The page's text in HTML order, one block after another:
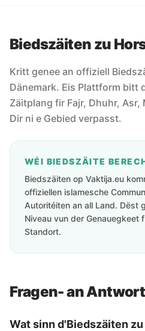
Biedszäiten zu
Kritt genee an offiziell
Dänemark. Eis Plattform bitt
Zäitplang fir Fajr, Dhuhr,
Dir ni e Gebied verpasst.
WÉI BIEDSZÄITE
Biedszäiten op Vaktija.eu
offiziellen islamesche
Autoritéiten an all Land. Dëst
Niveau vun der Genauegkeet
Standort.
Fragen- an
Wat sinn d'Biedszäiten